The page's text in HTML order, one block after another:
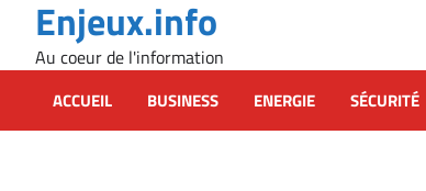
content
Enjeux.info
Au coeur de l'information
ACCUEIL BUSINESS ENERGIE SÉCURITÉ